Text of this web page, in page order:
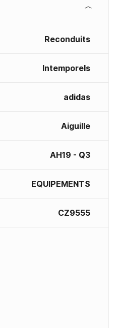
Reconduits
Intemporels
adidas
Aiguille
AH19 - Q3
EQUIPEMENTS
CZ9555